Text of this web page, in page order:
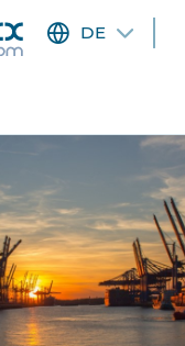
DE